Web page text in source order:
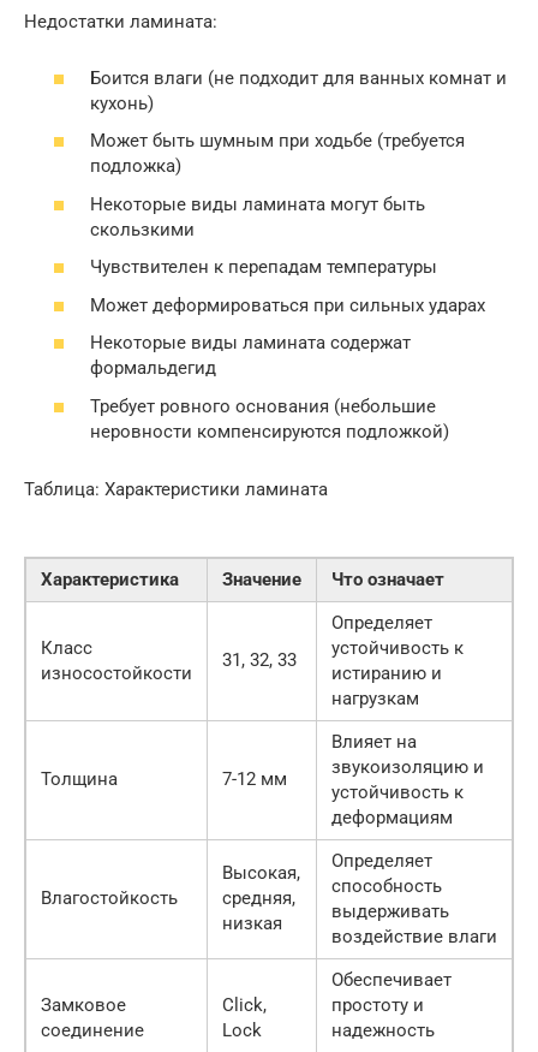
Недостатки ламината:
Боится влаги (не подходит для ванных комнат и
кухонь)
Может быть шумным при ходьбе (требуется
подложка)
Некоторые виды ламината могут быть
скользкими
Чувствителен к перепадам температуры
Может деформироваться при сильных ударах
Некоторые виды ламината содержат
формальдегид
Требует ровного основания (небольшие
неровности компенсируются подложкой)
Таблица: Характеристики ламината
Характеристика Значение Что означает
Класс
износостойкости
31, 32, 33
Определяет
устойчивость к
истиранию и
нагрузкам
Толщина 7-12 мм
Влияет на
звукоизоляцию и
устойчивость к
деформациям
Влагостойкость
Высокая,
средняя,
низкая
Определяет
способность
выдерживать
воздействие влаги
Замковое
соединение
Click,
Lock
Обеспечивает
простоту и
надежность